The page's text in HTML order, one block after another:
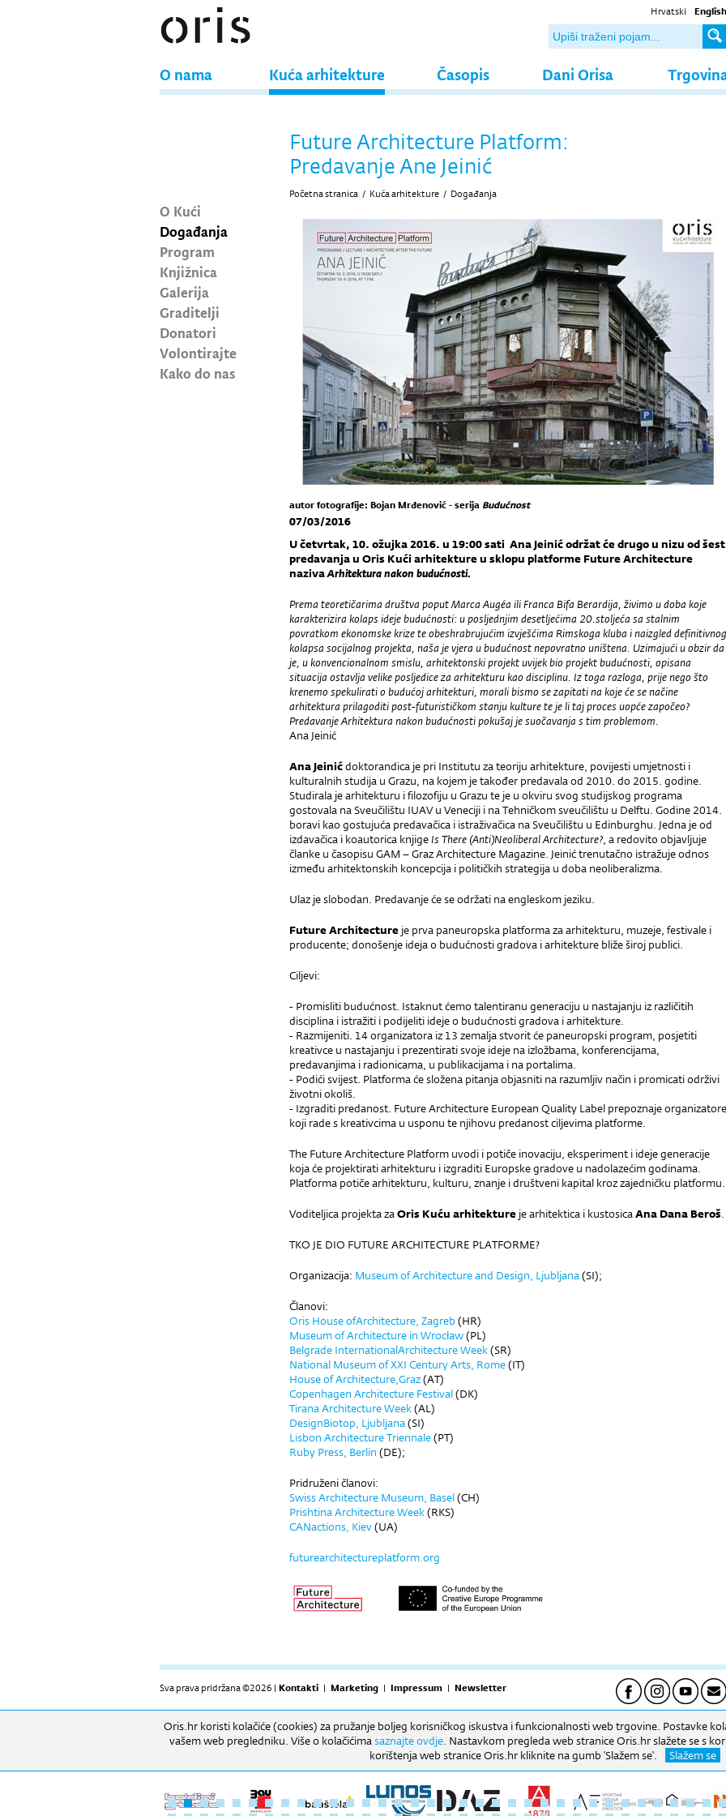
Oris.hr koristi kolačiće (cookies) za pružanje boljeg korisničkog iskustva i funkcionalnosti web trgovine. Postavke
vašem web pregledniku. Više o kolačićimasaznajte ovdje. Nastavkom pregleda web stranice Oris.hr slažete se s
korištenja web stranice Oris.hr kliknite na gumb 'Slažem se'.
Slažem se
Hrvatski English
O nama Kuća arhitekture Časopis Dani Orisa
O Kući
Događanja
Program
Knjižnica
Galerija
Graditelji
Donatori
Volontirajte
Kako do nas
Future Architecture Platform:
Predavanje Ane Jeinić
Početna stranica / Kuća arhitekture / Događanja
autor fotografije: Bojan Mrđenović - serija Budućnost
07/03/2016
U četvrtak, 10. ožujka 2016. u 19:00 sati Ana Jeinić održat će drugo u nizu od šest
predavanja u Oris Kući arhitekture u sklopu platforme Future Architecture
nazivaArhitektura nakon budućnosti.
Prema teoretičarima društva poput Marca Augéa ili Franca Bifa Berardija, živimo u doba koje
karakterizira kolaps ideje budućnosti: u posljednjim desetljećima 20.stoljeća sa stalnim
povratkom ekonomske krize te obeshrabrujućim izvješćima Rimskoga kluba i naizgled definitivnog
kolapsa socijalnog projekta, naša je vjera u budućnost nepovratno uništena. Uzimajući u obzir da
je, u konvencionalnom smislu, arhitektonski projekt uvijek bio projekt budućnosti, opisana
situacija ostavlja velike posljedice za arhitekturu kao disciplinu. Iz toga razloga, prije nego što
krenemo spekulirati o budućoj arhitekturi, morali bismo se zapitati na koje će se načine
arhitektura prilagoditi post-futurističkom stanju kulture te je li taj proces uopće započeo?
Predavanje Arhitektura nakon budućnosti pokušaj je suočavanja s tim problemom.
Ana Jeinić
Ana Jeinićdoktorandica je pri Institutu za teoriju arhitekture, povijesti umjetnosti i
kulturalnih studija u Grazu, na kojem je također predavala od 2010. do 2015. godine.
Studirala je arhitekturu i filozofiju u Grazu te je u okviru svog studijskog programa
gostovala na Sveučilištu IUAV u Veneciji i na Tehničkom sveučilištu u Delftu. Godine 2014.
boravi kao gostujuća predavačica i istraživačica na Sveučilištu u Edinburghu. Jedna je od
izdavačica i koautorica knjige Is There (Anti)Neoliberal Architecture?, a redovito objavljuje
članke u časopisu GAM – Graz Architecture Magazine. Jeinić trenutačno istražuje odnos
između arhitektonskih koncepcija i političkih strategija u doba neoliberalizma.
Ulaz je slobodan. Predavanje će se održati na engleskom jeziku.
Future Architecture je prva paneuropska platforma za arhitekturu, muzeje, festivale i
producente; donošenje ideja o budućnosti gradova i arhitekture bliže široj publici.
Ciljevi:
- Promisliti budućnost. Istaknut ćemo talentiranu generaciju u nastajanju iz različitih
disciplina i istražiti i podijeliti ideje o budućnosti gradova i arhitekture.
- Razmijeniti. 14 organizatora iz 13 zemalja stvorit će paneuropski program, posjetiti
kreativce u nastajanju i prezentirati svoje ideje na izložbama, konferencijama,
predavanjima i radionicama, u publikacijama i na portalima.
- Podići svijest. Platforma će složena pitanja objasniti na razumljiv način i promicati održivi
životni okoliš.
- Izgraditi predanost. Future Architecture European Quality Label prepoznaje organizatore
koji rade s kreativcima u usponu te njihovu predanost ciljevima platforme.
The Future Architecture Platform uvodi i potiče inovaciju, eksperiment i ideje generacije
koja će projektirati arhitekturu i izgraditi Europske gradove u nadolazećim godinama.
Platforma potiče arhitekturu, kulturu, znanje i društveni kapital kroz zajedničku platformu.
Voditeljica projekta zaOris Kuću arhitekture je arhitektica i kustosicaAna Dana Beroš.
TKO JE DIO FUTURE ARCHITECTURE PLATFORME?
Organizacija: Museum of Architecture and Design, Ljubljana(SI);
Članovi:
Oris House ofArchitecture, Zagreb (HR)
Museum of Architecture in Wrocław(PL)
Belgrade InternationalArchitecture Week(SR)
National Museum of XXI Century Arts, Rome(IT)
House of Architecture,Graz(AT)
Copenhagen Architecture Festival(DK)
Tirana Architecture Week(AL)
DesignBiotop, Ljubljana(SI)
Lisbon Architecture Triennale(PT)
Ruby Press, Berlin (DE);
Pridruženi članovi:
Swiss Architecture Museum, Basel(CH)
Prishtina Architecture Week(RKS)
CANactions, Kiev(UA)
futurearchitectureplatform.org
Sva prava pridržana ©2026 | Kontakti | Marketing | Impressum | Newsletter
RADNO VRIJEME: Izložbeni prostor: 09h-17h (pon-pet) | Uredi: 09h-16h (pon-pet) Biblioteka: 09h-16h. (pon-pet).